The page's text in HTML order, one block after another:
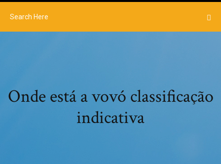
Onde está a vovó classificação
indicativa